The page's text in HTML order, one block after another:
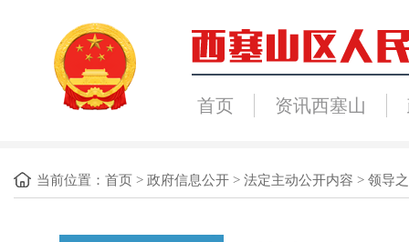
首页 资讯西塞山
当前位置： 首页 > 政府信息公开 > 法定主动公开内容 > 领导